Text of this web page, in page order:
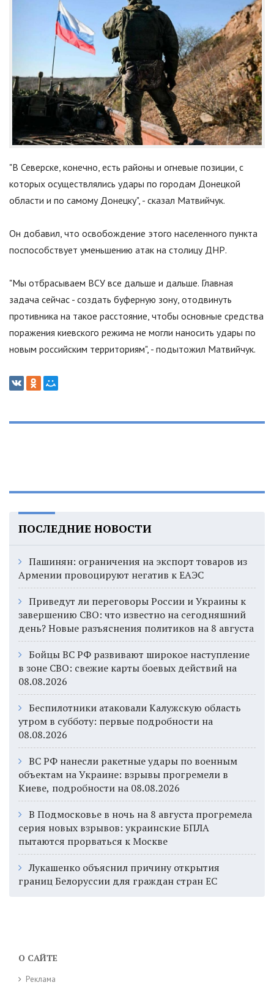
"В Северске, конечно, есть районы и огневые позиции, с
которых осуществлялись удары по городам Донецкой
области и по самому Донецку", - сказал Матвийчук.
Он добавил, что освобождение этого населенного пункта
поспособствует уменьшению атак на столицу ДНР.
"Мы отбрасываем ВСУ все дальше и дальше. Главная
задача сейчас - создать буферную зону, отодвинуть
противника на такое расстояние, чтобы основные средства
поражения киевского режима не могли наносить удары по
новым российским территориям", - подытожил Матвийчук.
ПОСЛЕДНИЕ НОВОСТИ
Пашинян: ограничения на экспорт товаров из
Армении провоцируют негатив к ЕАЭС
Приведут ли переговоры России и Украины к
завершению СВО: что известно на сегодняшний
день? Новые разъяснения политиков на 8 августа
Бойцы ВС РФ развивают широкое наступление
в зоне СВО: свежие карты боевых действий на
08.08.2026
Беспилотники атаковали Калужскую область
утром в субботу: первые подробности на
08.08.2026
ВС РФ нанесли ракетные удары по военным
объектам на Украине: взрывы прогремели в
Киеве, подробности на 08.08.2026
В Подмосковье в ночь на 8 августа прогремела
серия новых взрывов: украинские БПЛА
пытаются прорваться к Москве
Лукашенко объяснил причину открытия
границ Белоруссии для граждан стран ЕС
О САЙТЕ
Реклама